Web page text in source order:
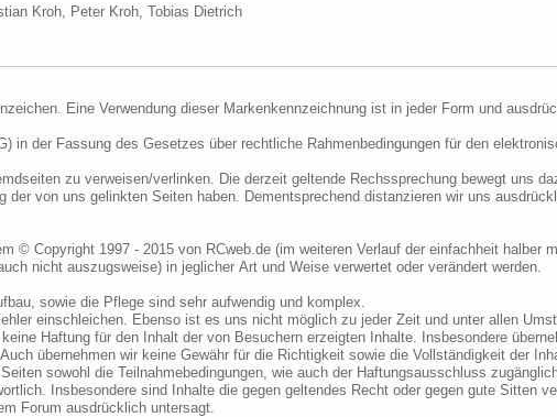
Kroh, Peter Kroh, Tobias Dietrich
Eine Verwendung dieser Markenkennzeichnung ist in jeder Form und
in der Fassung des Gesetzes über rechtliche Rahmenbedingungen für den
zu verweisen/verlinken. Die derzeit geltende Rechssprechung bewegt uns
der von uns gelinkten Seiten haben. Dementsprechend distanzieren wir uns
© Copyright 1997 - 2015 von RCweb.de (im weiteren Verlauf der einfachheit halber
nicht auszugsweise) in jeglicher Art und Weise verwertet oder verändert werden.
sowie die Pflege sind sehr aufwendig und komplex.
einschleichen. Ebenso ist es uns nicht möglich zu jeder Zeit und unter allen
Haftung für den Inhalt der von Besuchern erzeigten Inhalte. Insbesondere
übernehmen wir keine Gewähr für die Richtigkeit sowie die Vollständigkeit der
sowohl die Teilnahmebedingungen, wie auch der Haftungsausschluss
Insbesondere sind Inhalte die gegen geltendes Recht oder gegen gute Sitten
Forum ausdrücklich untersagt.